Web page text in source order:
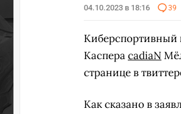
04.10.2023 в 18:16 39
Киберспортивный
КаспераcadiaN
странице в
Как сказано в